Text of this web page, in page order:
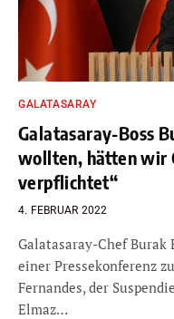
GALATASARAY
Galatasaray-Boss
wollten, hätten wir
verpflichtet“
4. FEBRUAR 2022
Galatasaray-Chef
einer Pressekonferenz
Fernandes, der
Elmaz…